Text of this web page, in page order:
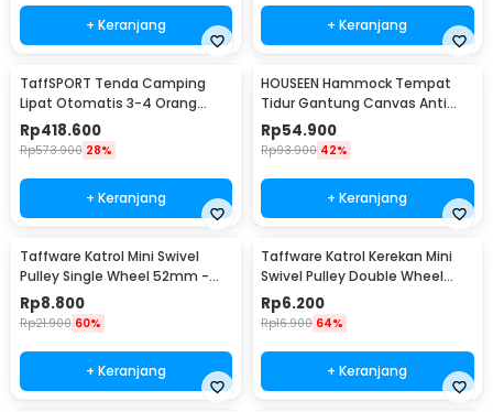
+ Keranjang + Keranjang
TaffSPORT Tenda Camping
Lipat Otomatis 3-4 Orang
Double Layer - SH-450
Rp418.600
Rp573.900 28%
+ Keranjang
HOUSEEN Hammock Tempat
Tidur Gantung Canvas Anti
Rollover - JS427
Rp54.900
Rp93.900 42%
+ Keranjang
Taffware Katrol Mini Swivel
Pulley Single Wheel 52mm -
AL52
Rp8.800
Rp21.900 60%
+ Keranjang
Taffware Katrol Kerekan Mini
Swivel Pulley Double Wheel
36mm - RB36
Rp6.200
Rp16.900 64%
+ Keranjang